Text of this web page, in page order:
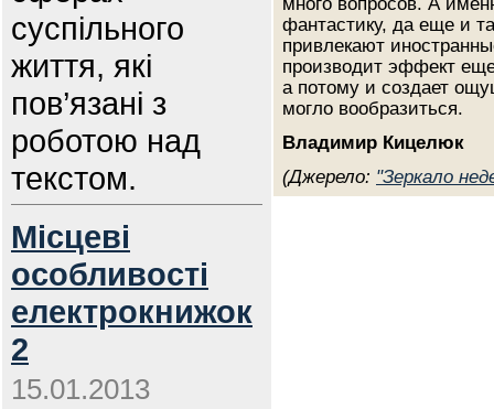
суспільного
життя, які
пов’язані з
роботою над
текстом.
Місцеві
особливості
електрокнижок
2
15.01.2013
фантастику, да еще и
привлекают
производит эффект
а потому и создает
могло вообразиться.
Владимир Кицелюк
(Джерело: "Зеркало